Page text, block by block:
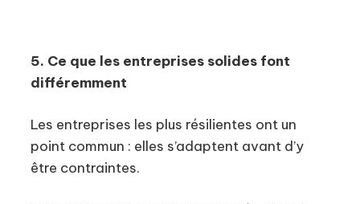
5. Ce que les entreprises solides font
différemment
Les entreprises les plus résilientes ont un
point commun : elles s’adaptent avant d’y
être contraintes.